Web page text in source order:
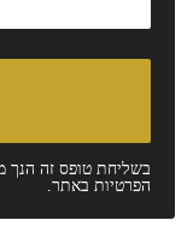
בשליחת טופס זה
הפרטיות באתר.